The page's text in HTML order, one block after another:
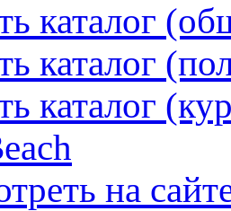
каталог
каталог
каталог
на